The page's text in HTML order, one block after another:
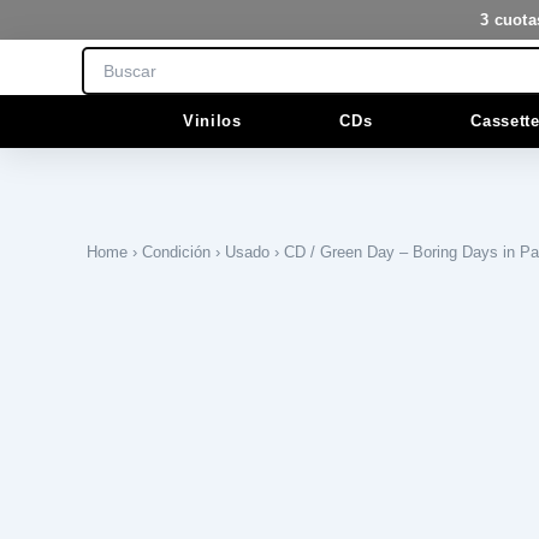
3
al
Vinilos CDs
Search
Home › Condición › Usado › CD / Green Day – Boring Days in